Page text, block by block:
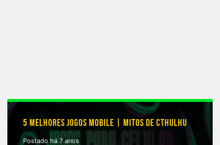
5 MELHORES JOGOS MOBILE | MITOS DE CTHULHU
Postado há 7 anos